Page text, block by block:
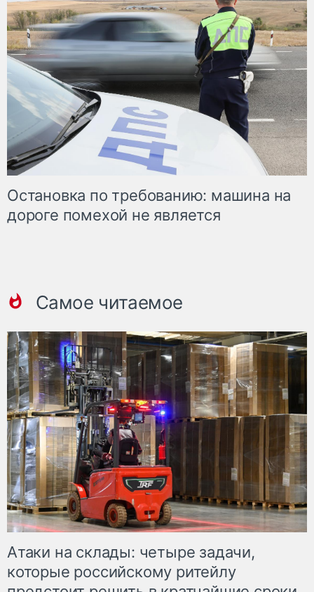
Остановка по требованию: машина на
дороге помехой не является
Самое читаемое
Атаки на склады: четыре задачи,
которые российскому ритейлу